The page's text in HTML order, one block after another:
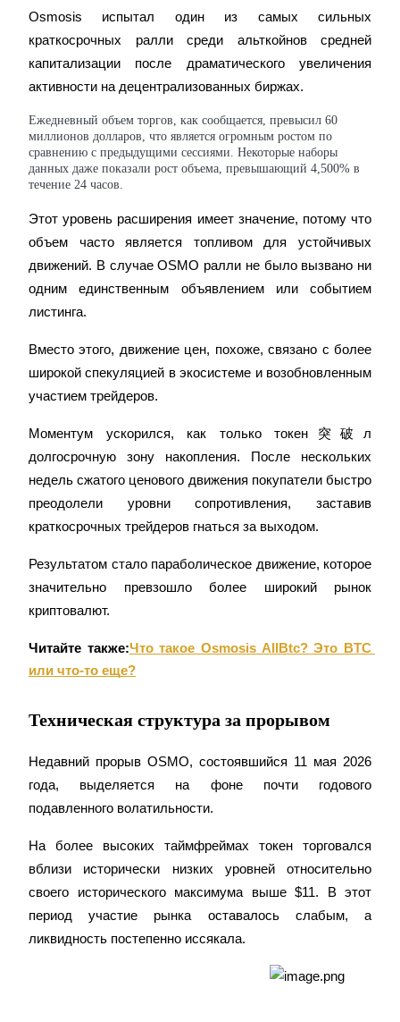
Информация
Анализ больших данных, включая торговую информацию
и т. д.
Гид
Руководство для начинающих по фьючерсам
Торговые стратегии
Узнайте, как оставаться прибыльным
Osmosis испытал один из самых сильных
краткосрочных ралли среди альткойнов средней
капитализации после драматического увеличения
активности на децентрализованных биржах.
Ежедневный объем торгов, как сообщается, превысил 60
миллионов долларов, что является огромным ростом по
сравнению с предыдущими сессиями. Некоторые наборы
данных даже показали рост объема, превышающий 4,500% в
течение 24 часов.
Этот уровень расширения имеет значение, потому что
объем часто является топливом для устойчивых
движений. В случае OSMO ралли не было вызвано ни
одним единственным объявлением или событием
листинга.
Вместо этого, движение цен, похоже, связано с более
широкой спекуляцией в экосистеме и возобновленным
участием трейдеров.
Моментум ускорился, как только токен突破л
долгосрочную зону накопления. После нескольких
недель сжатого ценового движения покупатели быстро
преодолели уровни сопротивления, заставив
краткосрочных трейдеров гнаться за выходом.
Результатом стало параболическое движение, которое
значительно превзошло более широкий рынок
криптовалют.
Читайте также:Что такое Osmosis AllBtc? Это BTC
или что-то еще?
Техническая структура за прорывом
Недавний прорыв OSMO, состоявшийся 11 мая 2026
года, выделяется на фоне почти годового
подавленного волатильности.
На более высоких таймфреймах токен торговался
вблизи исторически низких уровней относительно
своего исторического максимума выше $11. В этот
период участие рынка оставалось слабым, а
ликвидность постепенно иссякала.